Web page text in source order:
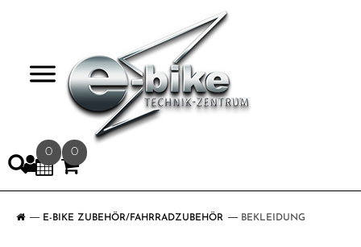
0 0
E-BIKE ZUBEHÖR/FAHRRADZUBEHÖR BEKLEIDUNG